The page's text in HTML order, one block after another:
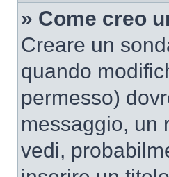
» Come creo
Creare un
quando
permesso)
messaggio, un
vedi,